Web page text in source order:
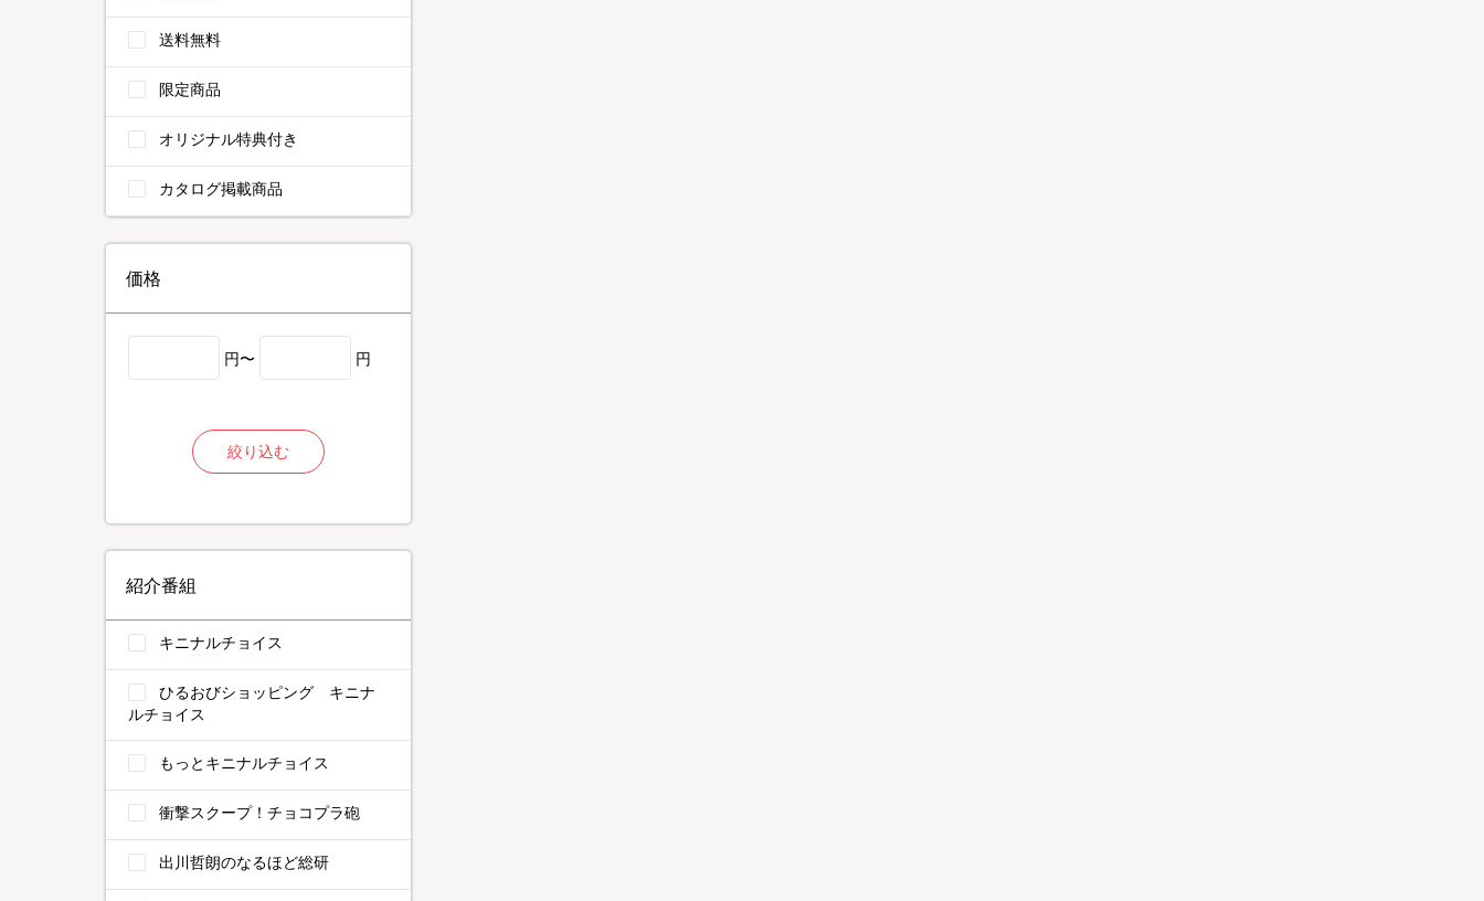
送料無料
限定商品
オリジナル特典付き
カタログ掲載商品
価格
円〜 円
絞り込む
紹介番組
キニナルチョイス
ひるおびショッピング キニナ
ルチョイス
もっとキニナルチョイス
衝撃スクープ！チョコプラ砲
出川哲朗のなるほど総研